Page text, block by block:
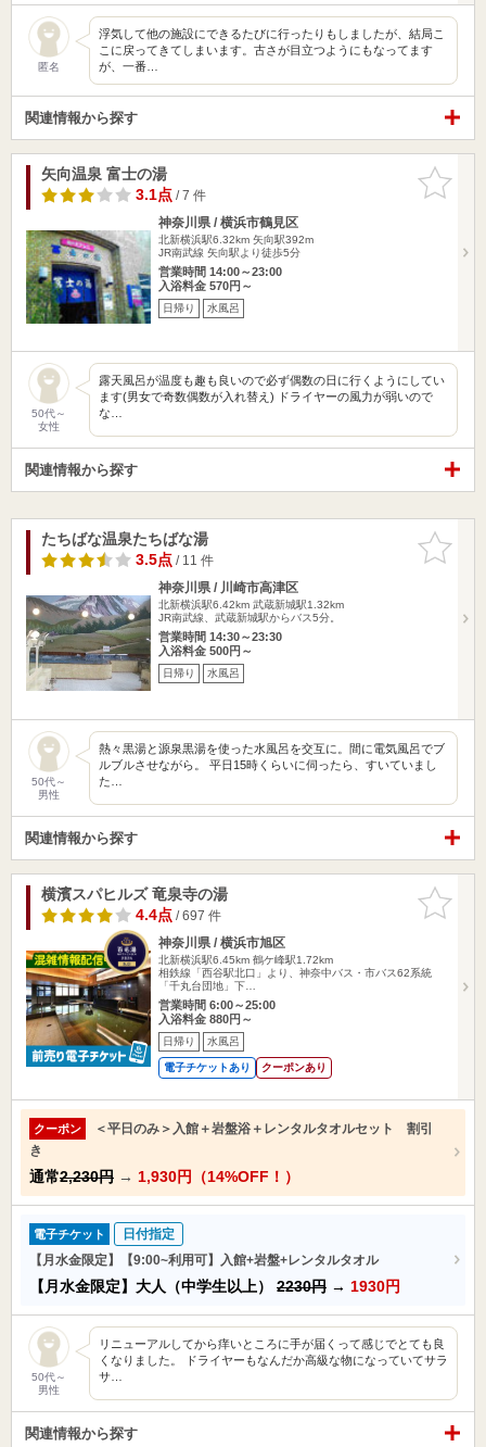
匿名
浮気して他の施設にできるたびに行ったりもしましたが、結局こ
こに戻ってきてしまいます。古さが目立つようにもなってます
が、一番…
関連情報から探す
お気に入
りに追加
矢向温泉 富士の湯
3.1点/ 7 件
神奈川県 / 横浜市鶴見区
北新横浜駅6.32km 矢向駅392m
JR南武線 矢向駅より徒歩5分
営業時間 14:00～23:00
入浴料金 570円～
日帰り 水風呂
50代～
女性
露天風呂が温度も趣も良いので必ず偶数の日に行くようにしてい
ます(男女で奇数偶数が入れ替え) ドライヤーの風力が弱いので
な…
関連情報から探す
お気に入
りに追加
たちばな温泉たちばな湯
3.5点/ 11 件
神奈川県 / 川崎市高津区
北新横浜駅6.42km 武蔵新城駅1.32km
JR南武線、武蔵新城駅からバス5分。
営業時間 14:30～23:30
入浴料金 500円～
日帰り 水風呂
50代～
男性
熱々黒湯と源泉黒湯を使った水風呂を交互に。間に電気風呂でブ
ルブルさせながら。 平日15時くらいに伺ったら、すいていまし
た…
関連情報から探す
お気に入
りに追加
横濱スパヒルズ 竜泉寺の湯
4.4点/ 697 件
神奈川県 / 横浜市旭区
北新横浜駅6.45km 鶴ケ峰駅1.72km
相鉄線「西谷駅北口」より、神奈中バス・市バス62系統
「千丸台団地」下…
営業時間 6:00～25:00
入浴料金 880円～
日帰り 水風呂
電子チケットあり クーポンあり
クーポン
＜平日のみ＞入館＋岩盤浴＋レンタルタオルセット 割引
き
通常2,230円 → 1,930円（14%OFF！）
電子チケット
日付指定
【月水金限定】【9:00~利用可】入館+岩盤+レンタルタオル
【月水金限定】大人（中学生以上） 2230円 → 1930円
50代～
男性
リニューアルしてから痒いところに手が届くって感じでとても良
くなりました。 ドライヤーもなんだか高級な物になっていてサラ
サ…
関連情報から探す